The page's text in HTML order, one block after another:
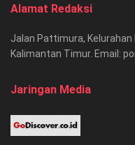
Alamat Redaksi
Jalan Pattimura, Kelurahan
Kalimantan Timur. Email:
Jaringan Media